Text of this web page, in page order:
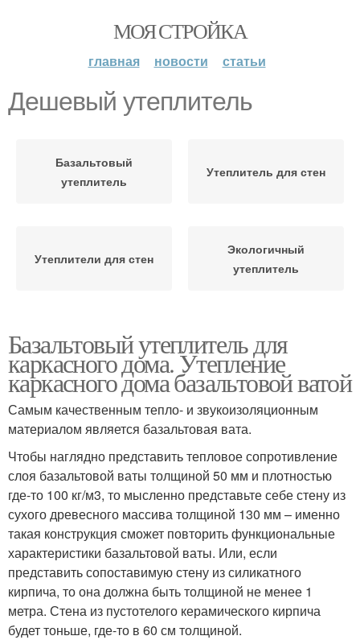
МОЯ СТРОЙКА
главная новости статьи
Дешевый утеплитель
Базальтовый
утеплитель
Утеплитель для стен
Утеплители для стен
Экологичный
утеплитель
Базальтовый утеплитель для
каркасного дома. Утепление
каркасного дома базальтовой ватой
Самым качественным тепло- и звукоизоляционным
материалом является базальтовая вата.
Чтобы наглядно представить тепловое сопротивление
слоя базальтовой ваты толщиной 50 мм и плотностью
где-то 100 кг/м3, то мысленно представьте себе стену из
сухого древесного массива толщиной 130 мм – именно
такая конструкция сможет повторить функциональные
характеристики базальтовой ваты. Или, если
представить сопоставимую стену из силикатного
кирпича, то она должна быть толщиной не менее 1
метра. Стена из пустотелого керамического кирпича
будет тоньше, где-то в 60 см толщиной.